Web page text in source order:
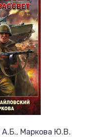
Маркова Ю.В.